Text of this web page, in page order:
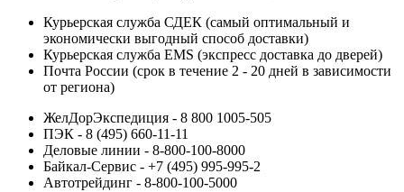
Курьерская служба СДЕК (самый оптимальный и
экономически выгодный способ доставки)
Курьерская служба EMS (экспресс доставка до дверей)
Почта России (срок в течение 2 - 20 дней в зависимости
от региона)
ЖелДорЭкспедиция - 8 800 1005-505
ПЭК - 8 (495) 660-11-11
Деловые линии - 8-800-100-8000
Байкал-Сервис - +7 (495) 995-995-2
Автотрейдинг - 8-800-100-5000